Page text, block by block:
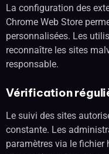
La configuration des
Chrome Web Store
personnalisées. Les
reconnaître les sites
responsable.
Vérification
Le suivi des sites
constante. Les
paramètres via le fichier